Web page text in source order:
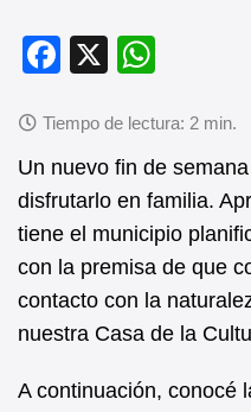
F
c
e
b
o
o
k
X
at
s
A
p
p
Un nuevo fin de
disfrutarlo en familia.
tiene el municipio
con la premisa de que
contacto con la
nuestra Casa de la
A continuación, conocé